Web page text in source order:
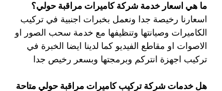
ما هي اسعار خدمة شركة كاميرات مراقبة حولي؟
اسعارنا رخيصة جدا ونعمل بخبرات اجنبية في تركيب
الكاميرات وصيانتها وتنظيفها مع خدمة سحب الصور او
الاصوات او مقاطع الفيديو كما لدينا ايضا الخبرة في
تركيب اجهزة انتركم وبرمجتها وبسعر رخيص جدا
هل خدمات شركة تركيب كاميرات مراقبة حولي متاحة